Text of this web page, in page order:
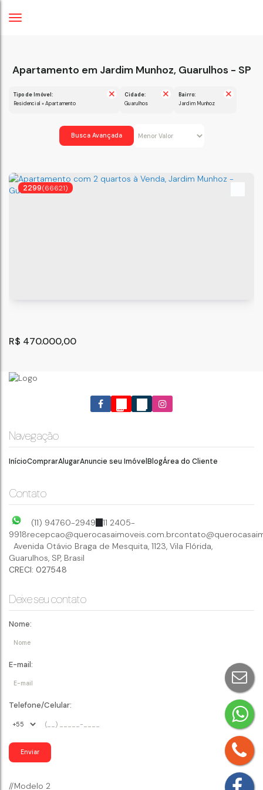
Apartamento em Jardim Munhoz, Guarulhos - SP
Tipo de Imóvel:
Residencial » Apartamento
Cidade:
Guarulhos
Bairro:
Jardim Munhoz
Busca Avançada
2299(66621)
Apartamento com 2 quartos à Venda, Jardim Munhoz -
R$ 470.000,00
2
54.99m² 1
Navegação
InícioComprarAlugarAnuncie seu ImóvelBlogÁrea do Cliente
Contato
(11) 94760-2949
11 2405-
9918recepcao@querocasaimoveis.com.br
Avenida Otávio Braga de Mesquita, 1123, Vila Flórida,
Guarulhos, SP, Brasil
CRECI: 027548
Deixe seu contato
Nome:
E-mail:
Telefone/Celular:
//Modelo 2